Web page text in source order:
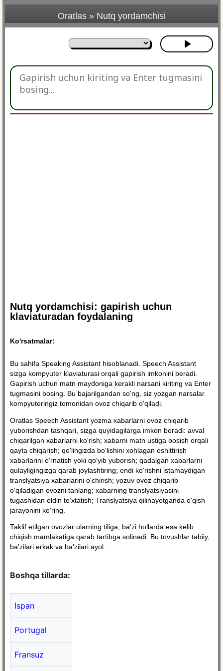
Oratlas» Nutq yordamchisi
Nutq yordamchisi: gapirish uchun
klaviaturadan foydalaning
Ko'rsatmalar:
Bu sahifa Speaking Assistant hisoblanadi. Speech Assistant
sizga kompyuter klaviaturasi orqali gapirish imkonini beradi.
Gapirish uchun matn maydoniga kerakli narsani kiriting va Enter
tugmasini bosing. Bu bajarilgandan so'ng, siz yozgan narsalar
kompyuteringiz tomonidan ovoz chiqarib o'qiladi.
Oratlas Speech Assistant yozma xabarlarni ovoz chiqarib
yuborishdan tashqari, sizga quyidagilarga imkon beradi: avval
chiqarilgan xabarlarni ko'rish; xabarni matn ustiga bosish orqali
qayta chiqarish; qo'lingizda bo'lishini xohlagan eshittirish
xabarlarini o'rnatish yoki qo'yib yuborish; qadalgan xabarlarni
qulayligingizga qarab joylashtiring; endi ko'rishni istamaydigan
translyatsiya xabarlarini o'chirish; yozuv ovoz chiqarib
o'qiladigan ovozni tanlang; xabarning translyatsiyasini
tugashidan oldin to'xtatish; Translyatsiya qilinayotganda o'qish
jarayonini ko'ring.
Taklif etilgan ovozlar ularning tiliga, ba'zi hollarda esa kelib
chiqish mamlakatiga qarab tartibga solinadi. Bu tovushlar tabiiy,
ba'zilari erkak va ba'zilari ayol.
Boshqa tillarda:
Ispan
Portugal
Fransuz